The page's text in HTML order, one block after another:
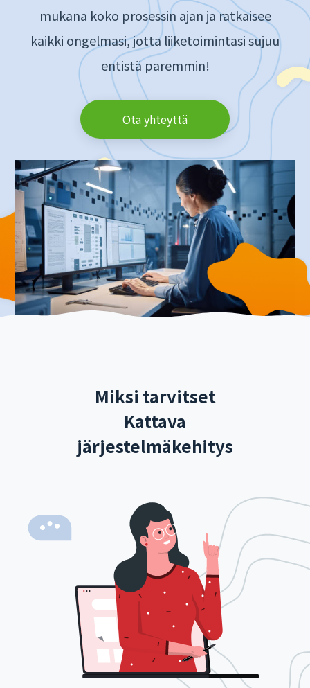
mukana koko prosessin ajan ja ratkaisee
kaikki ongelmasi, jotta liiketoimintasi sujuu
entistä paremmin!
Ota yhteyttä
Miksi tarvitset
Kattava
järjestelmäkehitys